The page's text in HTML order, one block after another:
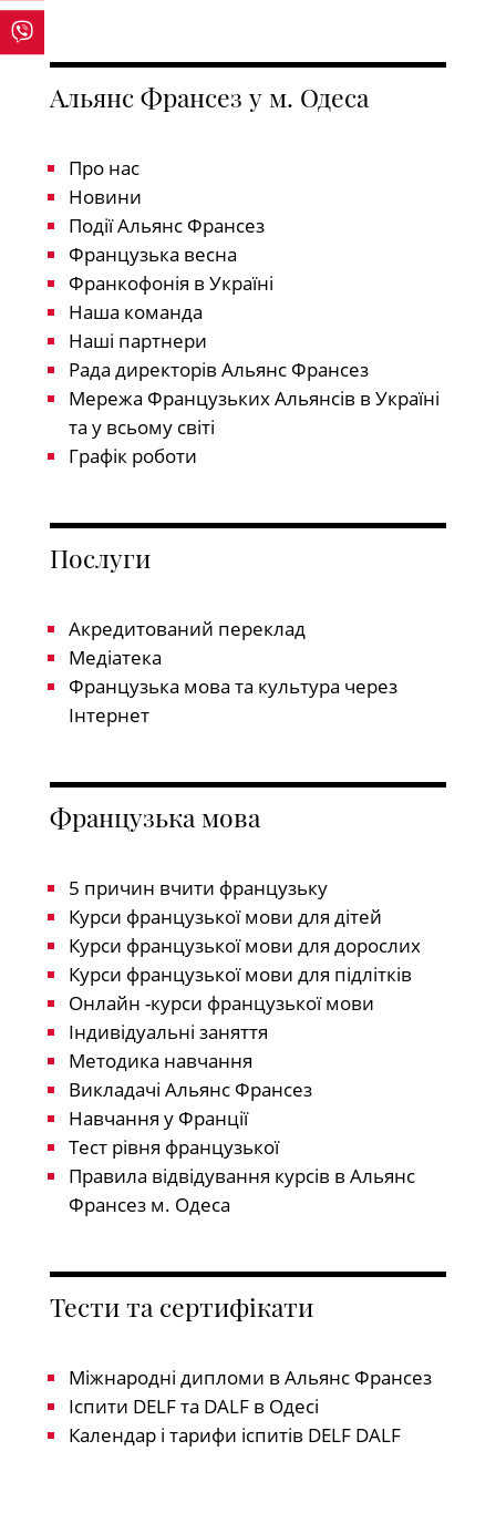
Альянс Франсез у м. Одеса
Про нас
Новини
Події Альянс Франсез
Французька весна
Франкофонія в Україні
Наша команда
Наші партнери
Рада директорів Альянс Франсез
Мережа Французьких Альянсів в Україні
та у всьому світі
Графік роботи
Послуги
Акредитований переклад
Медіатека
Французька мова та культура через
Інтернет
Французька мова
5 причин вчити французьку
Курси французької мови для дітей
Курси французької мови для дорослих
Курси французької мови для підлітків
Онлайн -курси французької мови
Індивідуальні заняття
Методика навчання
Викладачі Альянс Франсез
Навчання у Франції
Тест рівня французької
Правила відвідування курсів в Альянс
Франсез м. Одеса
Тести та сертифікати
Міжнародні дипломи в Альянс Франсез
Іспити DELF та DALF в Одесі
Календар і тарифи іспитів DELF DALF